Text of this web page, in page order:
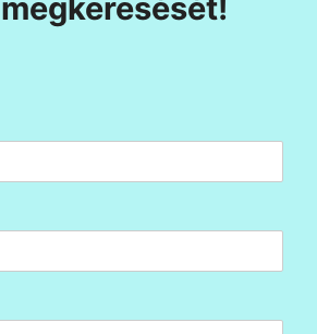
megkeresését!